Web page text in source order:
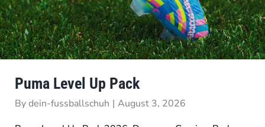
Puma Level Up Pack
Bydein-fussballschuh | August 3, 2026